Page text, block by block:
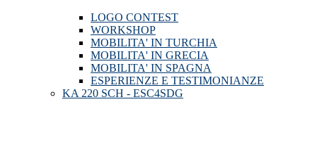
LOGO CONTEST
WORKSHOP
MOBILITA' IN TURCHIA
MOBILITA' IN GRECIA
MOBILITA' IN SPAGNA
ESPERIENZE E TESTIMONIANZE
KA 220 SCH - ESC4SDG